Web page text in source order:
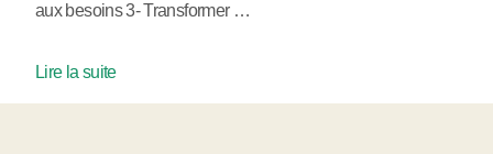
aux besoins 3- Transformer …
Lire la suite